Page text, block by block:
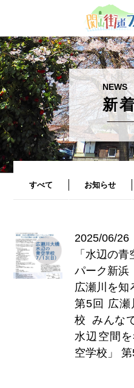
新
すべて お知らせ
2025/06/26
「水辺の
パーク新
広瀬川を知
第5回 広瀬
校 みんな
水辺空間
空学校」